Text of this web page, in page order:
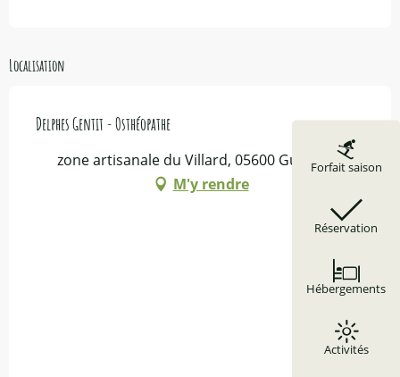
Forfait saison
Réservation
Hébergements
Activités
Localisation
Delphes Gentit - Osthéopathe
zone artisanale du Villard, 05600 Guillestre
M'y rendre